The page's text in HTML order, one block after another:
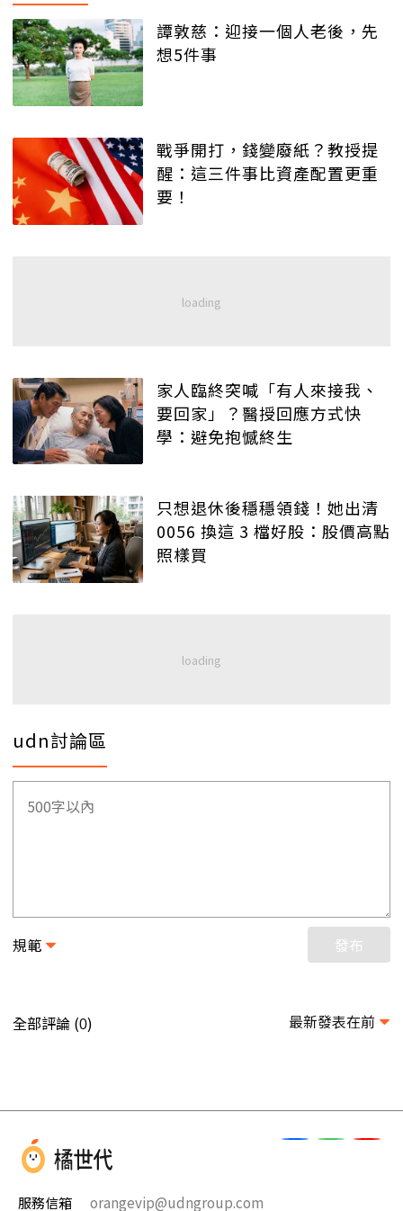
譚敦慈：迎接一個人老後，先
想5件事
戰爭開打，錢變廢紙？教授提
醒：這三件事比資產配置更重
要！
家人臨終突喊「有人來接我、
要回家」？醫授回應方式快
學：避免抱憾終生
只想退休後穩穩領錢！她出清
0056 換這 3 檔好股：股價高點
照樣買
udn討論區
規範 發布
全部評論 (0) 最新發表在前
服務信箱 orangevip@udngroup.com